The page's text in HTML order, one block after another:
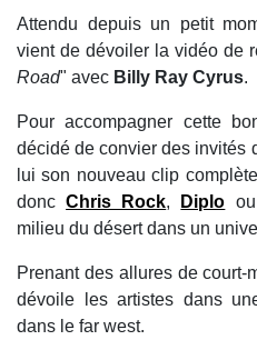
Attendu depuis un petit
vient de dévoiler la vidéo de
Road" avec Billy Ray Cyrus.
Pour accompagner cette
décidé de convier des invités
lui son nouveau clip
doncChris Rock, Diplo
milieu du désert dans un
Prenant des allures de court-
dévoile les artistes dans
dans le far west.